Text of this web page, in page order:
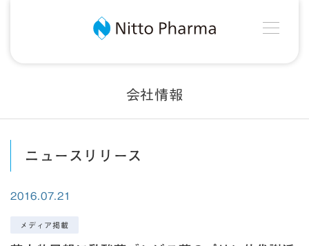
Nitto Pharma
会社情報
ニュースリリース
2016.07.21
メディア掲載